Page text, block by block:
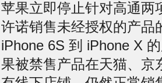
苹果立即停止针对高通两
许诺销售未经授权的产品
iPhone 6S 到 iPhone X
果被禁售产品在天猫、京